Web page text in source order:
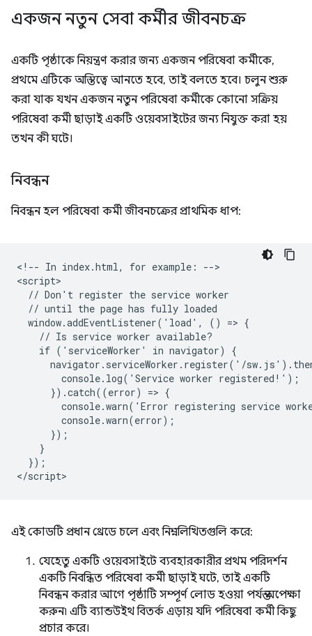
একজন নতুন সেবা কর্মীর জীবনচক্র
একটি পৃষ্ঠাকে নিয়ন্ত্রণ করার জন্য একজন পরিষেবা কর্মীকে,
প্রথমে এটিকে অস্তিত্বে আনতে হবে, তাই বলতে হবে। চলুন শুরু
করা যাক যখন একজন নতুন পরিষেবা কর্মীকে কোনো সক্রিয়
পরিষেবা কর্মী ছাড়াই একটি ওয়েবসাইটের জন্য নিযুক্ত করা হয়
তখন কী ঘটে।
নিবন্ধন
নিবন্ধন হল পরিষেবা কর্মী জীবনচক্রের প্রাথমিক ধাপ:
<!-- In index.html, for example: -->
<script>
  // Don't register the service worker
  // until the page has fully loaded
  window.addEventListener('load', () => {
    // Is service worker available?
    if ('serviceWorker' in navigator) {
navigator.serviceWorker.register('/
        console.log('Service worker registered!');
      }).catch((error) => {
console.warn('Error registering service
        console.warn(error);
      });
    }
  });
এই কোডটি প্রধান থ্রেডে চলে এবং নিম্নলিখিতগুলি করে:
যেহেতু একটি ওয়েবসাইটে ব্যবহারকারীর প্রথম পরিদর্শন
একটি নিবন্ধিত পরিষেবা কর্মী ছাড়াই ঘটে, তাই একটি
নিবন্ধন করার আগে পৃষ্ঠাটি সম্পূর্ণ লোড হওয়া পর্যন্ত অপেক্ষা
করুন৷ এটি ব্যান্ডউইথ বিতর্ক এড়ায় যদি পরিষেবা কর্মী কিছু
প্রচার করে।